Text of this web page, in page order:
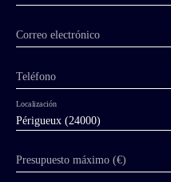
Celtic origin.
Correo electrónico
Teléfono
Périgueux (24000)
Localización
Presupuesto máximo (€)